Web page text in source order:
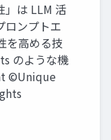
」は LLM 活
ロンプトエ
を高める技
のような機
©Unique